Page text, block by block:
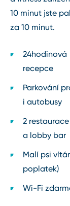
10 minut jste
za 10 minut.
24hodinová
recepce
Parkování
i autobusy
2 restaurace
a lobby bar
Malí psi
poplatek)
Wi⁠-⁠Fi